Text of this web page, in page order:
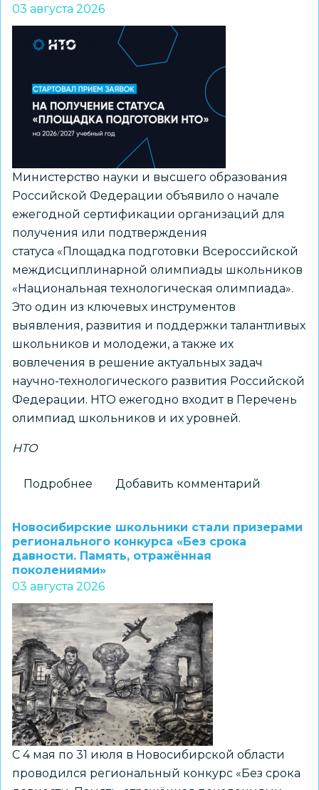
шаблоны
курсов
внеурочной
деятельности
из
рекомендуемого
перечня
Минпросвещения
России
03 августа 2026
Министерство науки и высшего образования
Российской Федерации объявило о начале
ежегодной сертификации организаций для
получения или подтверждения
статуса «Площадка подготовки Всероссийской
междисциплинарной олимпиады школьников
«Национальная технологическая олимпиада».
Это один из ключевых инструментов
выявления, развития и поддержки талантливых
школьников и молодежи, а также их
вовлечения в решение актуальных задач
научно-технологического развития Российской
Федерации. НТО ежегодно входит в Перечень
олимпиад школьников и их уровней.
НТО
Подробнее
на
получение
статуса
«Площадка
НТО»
2026–
2027
учебного
года
Добавить комментарий
Новосибирские школьники стали призерами
регионального конкурса «Без срока
давности. Память, отражённая
поколениями»
03 августа 2026
С 4 мая по 31 июля в Новосибирской области
проводился региональный конкурс «Без срока